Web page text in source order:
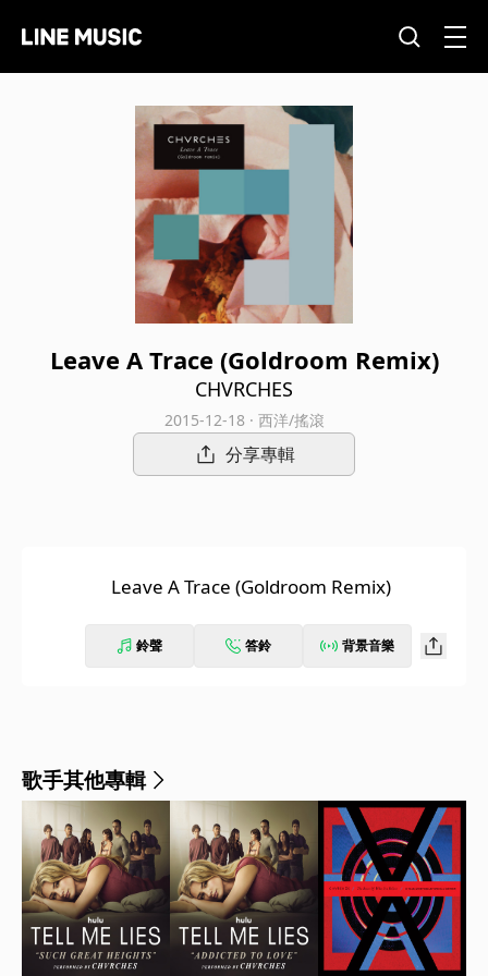
Leave A Trace (Goldroom Remix)
CHVRCHES
2015-12-18 · 西洋/搖滾
分享專輯
Leave A Trace (Goldroom Remix)
鈴聲 答鈴 背景音樂
歌手其他專輯